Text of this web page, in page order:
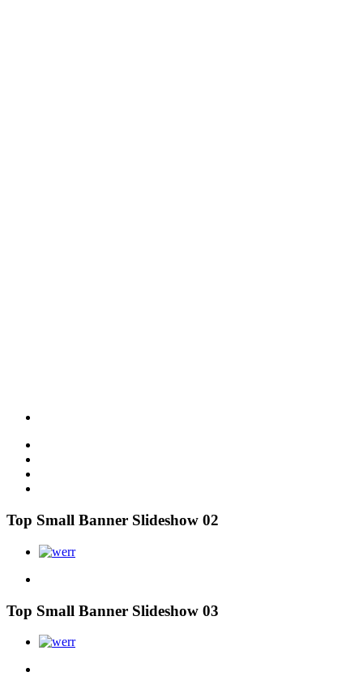
Top Small Banner Slideshow 02
Top Small Banner Slideshow 03